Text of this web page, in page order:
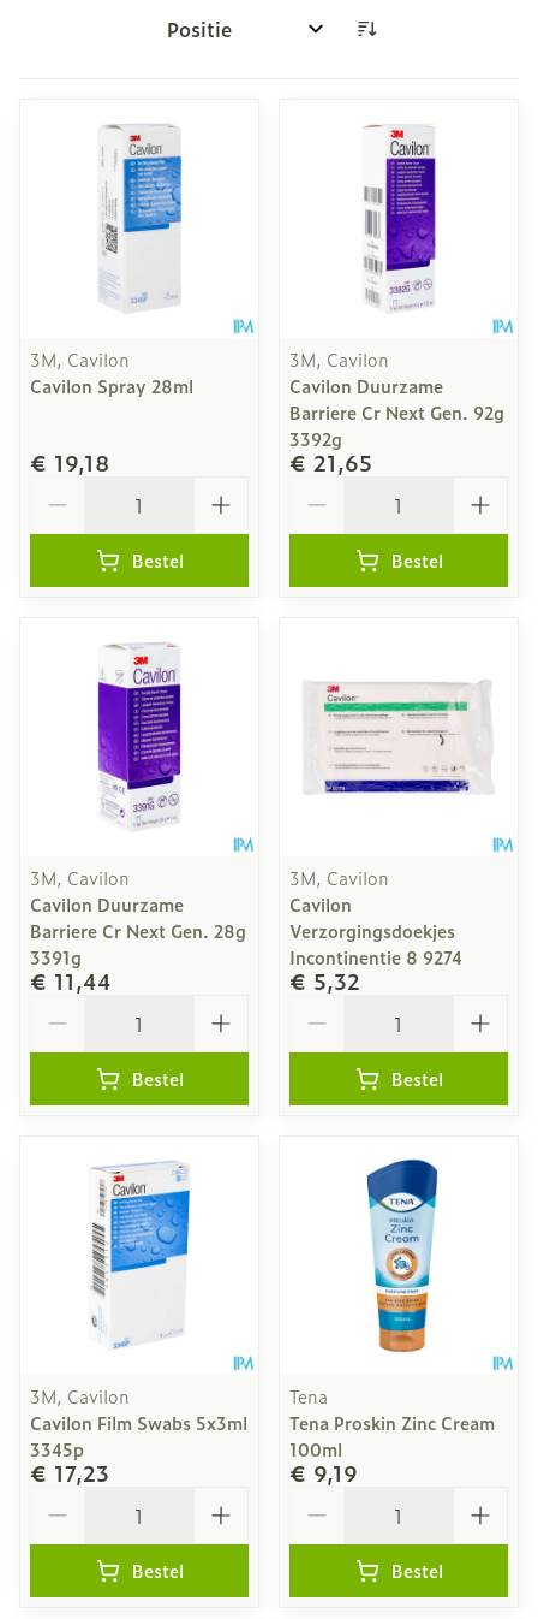
Sorteer op:
3M, Cavilon
Cavilon Spray 28ml
€ 19,18
Bestel
3M, Cavilon
Cavilon Duurzame
Barriere Cr Next Gen. 92g
3392g
€ 21,65
Bestel
3M, Cavilon
Cavilon Duurzame
Barriere Cr Next Gen. 28g
3391g
€ 11,44
Bestel
3M, Cavilon
Cavilon
Verzorgingsdoekjes
Incontinentie 8 9274
€ 5,32
Bestel
3M, Cavilon
Cavilon Film Swabs 5x3ml
3345p
€ 17,23
Bestel
Tena
Tena Proskin Zinc Cream
100ml
€ 9,19
Bestel